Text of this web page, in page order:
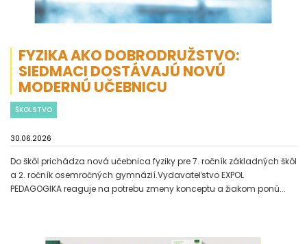
FYZIKA AKO DOBRODRUŽSTVO:
SIEDMACI DOSTÁVAJÚ NOVÚ
MODERNÚ UČEBNICU
ŠKOLSTVO
30.06.2026
Do škôl prichádza nová učebnica fyziky pre 7. ročník základných škôl
a 2. ročník osemročných gymnázií.Vydavateľstvo EXPOL
PEDAGOGIKA reaguje na potrebu zmeny konceptu a žiakom ponú...